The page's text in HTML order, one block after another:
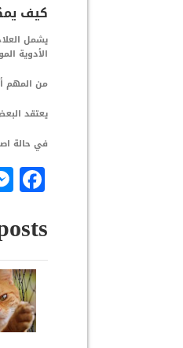
كيف
يشمل
الأدوية
من المهم
يعتقد
في حالة